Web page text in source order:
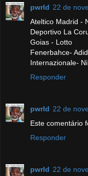
pwrld 22 de
Ateltico Madrid -
Deportivo La
Goias - Lotto
Fenerbahce-
Internazionale-
Responder
pwrld 22 de
Este comentário
Responder
pwrld 22 de